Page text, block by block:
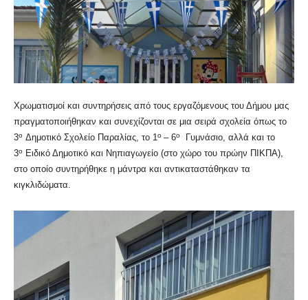
Χρωματισμοί και συντηρήσεις από τους εργαζόμενους του Δήμου μας
πραγματοποιήθηκαν και συνεχίζονται σε μια σειρά σχολεία όπως το
3ο Δημοτικό Σχολείο Παραλίας, το 1ο – 6ο
Γυμνάσιο, αλλά και το
3ο Ειδικό Δημοτικό και Νηπιαγωγείο (στο χώρο του πρώην ΠΙΚΠΑ),
στο οποίο συντηρήθηκε η μάντρα και αντικαταστάθηκαν τα
κιγκλιδώματα.